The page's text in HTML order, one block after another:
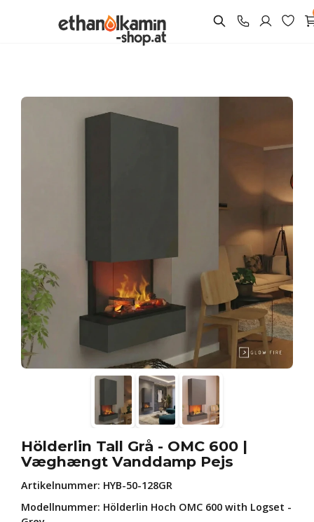
Hölderlin Tall Grå - OMC 600 |
Væghængt Vanddamp Pejs
Artikelnummer: HYB-50-128GR
Modellnummer: Hölderlin Hoch OMC 600 with Logset -